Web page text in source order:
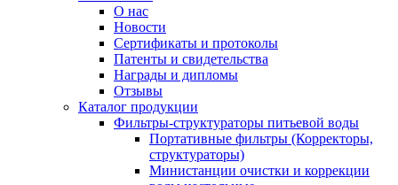
О нас
Новости
Сертификаты и протоколы
Патенты и свидетельства
Награды и дипломы
Отзывы
Каталог продукции
Фильтры-структураторы питьевой воды
Портативные фильтры (Корректоры,
структураторы)
Министанции очистки и коррекции